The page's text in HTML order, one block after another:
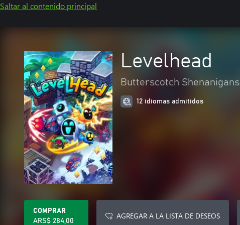
Saltar al contenido principal
Levelhead
Butterscotch Shenanigans
12 idiomas admitidos
COMPRAR
ARS$ 284,00
AGREGAR A LA LISTA DE DESEOS